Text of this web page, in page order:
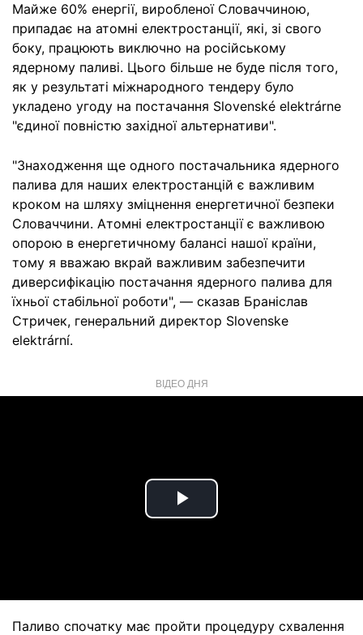
Майже 60% енергії, виробленої Словаччиною,
припадає на атомні електростанції, які, зі свого
боку, працюють виключно на російському
ядерному паливі. Цього більше не буде після того,
як у результаті міжнародного тендеру було
укладено угоду на постачання Slovenské elektrárne
"єдиної повністю західної альтернативи".
"Знаходження ще одного постачальника ядерного
палива для наших електростанцій є важливим
кроком на шляху зміцнення енергетичної безпеки
Словаччини. Атомні електростанції є важливою
опорою в енергетичному балансі нашої країни,
тому я вважаю вкрай важливим забезпечити
диверсифікацію постачання ядерного палива для
їхньої стабільної роботи", — сказав Браніслав
Стричек, генеральний директор Slovenske
elektrární.
ВІДЕО ДНЯ
Play
Паливо спочатку має пройти процедуру схвалення